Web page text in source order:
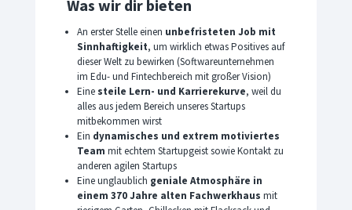
Was wir dir bieten
An erster Stelle einen unbefristeten Job mit
Sinnhaftigkeit, um wirklich etwas Positives auf
dieser Welt zu bewirken (Softwareunternehmen
im Edu- und Fintechbereich mit großer Vision)
Eine steile Lern- und Karrierekurve, weil du
alles aus jedem Bereich unseres Startups
mitbekommen wirst
Ein dynamisches und extrem motiviertes
Team mit echtem Startupgeist sowie Kontakt zu
anderen agilen Startups
Eine unglaublich geniale Atmosphäre in
einem 370 Jahre alten Fachwerkhaus mit